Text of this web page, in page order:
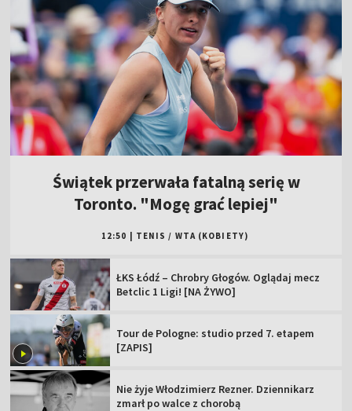
Świątek przerwała fatalną serię w
Toronto. "Mogę grać lepiej"
12:50 TENIS / WTA (KOBIETY)
ŁKS Łódź – Chrobry Głogów. Oglądaj mecz
Betclic 1 Ligi! [NA ŻYWO]
Tour de Pologne: studio przed 7. etapem
[ZAPIS]
Nie żyje Włodzimierz Rezner. Dziennikarz
zmarł po walce z chorobą